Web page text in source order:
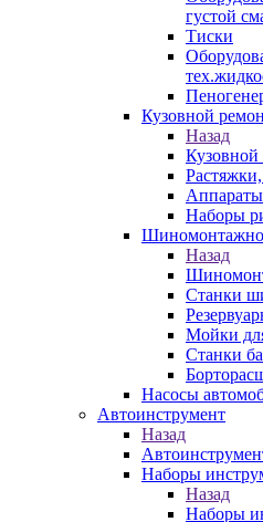
густой
Тиски
Кузовной
Назад
Кузовной
Наборы
Назад
Станки
Мойки
Станки
Насосы
Автоинструмент
Назад
Наборы
Назад
Наборы